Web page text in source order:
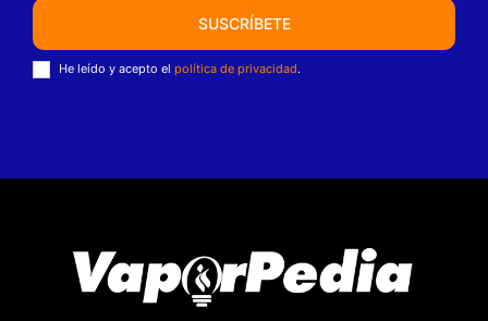
SUSCRÍBETE
He leído y acepto el política de privacidad.